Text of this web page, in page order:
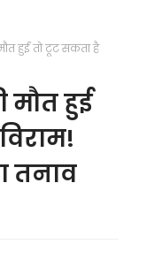
हुई तो टूट सकता है
मौत हुई
तनाव